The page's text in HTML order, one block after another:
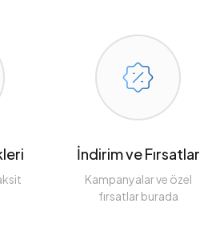
İndirim ve Fırsatlar
Kampanyalar ve özel
fırsatlar burada